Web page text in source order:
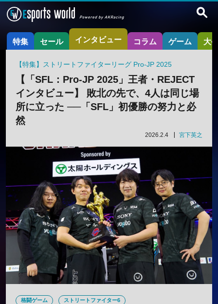
特集 セール インタビュー コラム ゲーム 大
【特集】ストリートファイターリーグ Pro-JP 2025
【「SFL：Pro-JP 2025」王者・REJECT
インタビュー】 敗北の先で、4人は同じ場
所に立った ──「SFL」初優勝の努力と必
然
2026.2.4 宮下英之
格闘ゲーム ストリートファイター6